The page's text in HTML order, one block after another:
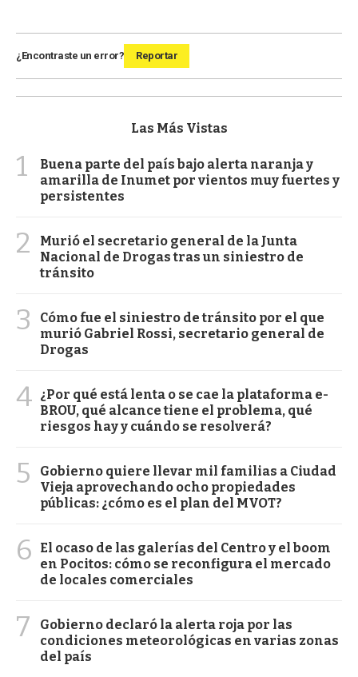
¿Encontraste un error? Reportar
Las Más Vistas
1
Buena parte del país bajo alerta naranja y
amarilla de Inumet por vientos muy fuertes y
persistentes
2
Murió el secretario general de la Junta
Nacional de Drogas tras un siniestro de
tránsito
3
Cómo fue el siniestro de tránsito por el que
murió Gabriel Rossi, secretario general de
Drogas
4 ¿Por qué está lenta o se cae la plataforma e-
BROU, qué alcance tiene el problema, qué
riesgos hay y cuándo se resolverá?
5
Gobierno quiere llevar mil familias a Ciudad
Vieja aprovechando ocho propiedades
públicas: ¿cómo es el plan del MVOT?
6
El ocaso de las galerías del Centro y el boom
en Pocitos: cómo se reconfigura el mercado
de locales comerciales
7
Gobierno declaró la alerta roja por las
condiciones meteorológicas en varias zonas
del país